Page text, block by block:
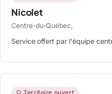
Nicolet
Centre-du-Québec,
Service offert par l'équipe
○ Territoire ouvert